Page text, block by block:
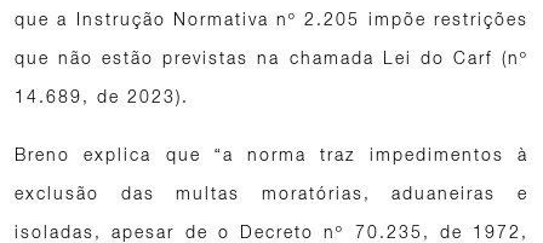
que a Instrução Normativa nº 2.205 impõe restrições
que não estão previstas na chamada Lei do Carf (nº
14.689, de 2023).
Breno explica que “a norma traz impedimentos à
exclusão das multas moratórias, aduaneiras e
isoladas, apesar de o Decreto nº 70.235, de 1972,